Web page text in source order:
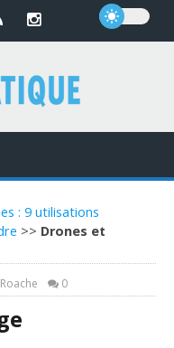
: 9 utilisations
>> Drones et
0